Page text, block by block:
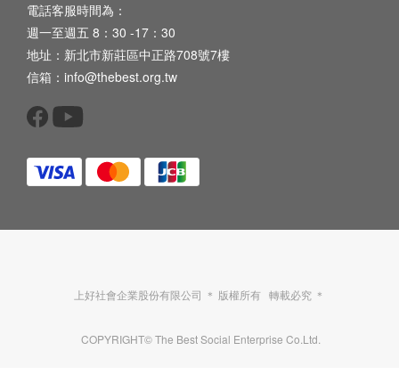
電話客服時間為：
週一至週五 8：30 -17：30
地址：新北市新莊區中正路708號7樓
信箱：info@thebest.org.tw
上好社會企業股份有限公司 ＊ 版權所有 轉載必究 ＊
COPYRIGHT© The Best Social Enterprise Co.Ltd.